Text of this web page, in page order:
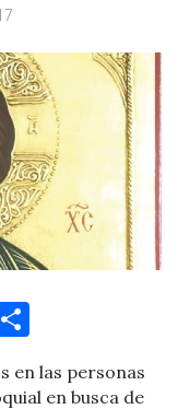
en las personas
en busca de